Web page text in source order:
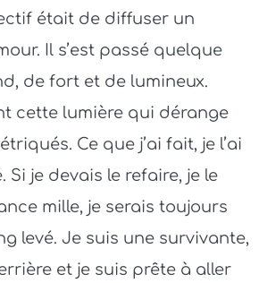
était de diffuser un
Il s’est passé quelque
de fort et de lumineux.
cette lumière qui dérange
Ce que j’ai fait, je l’ai
Si je devais le refaire, je le
mille, je serais toujours
levé. Je suis une survivante,
et je suis prête à aller